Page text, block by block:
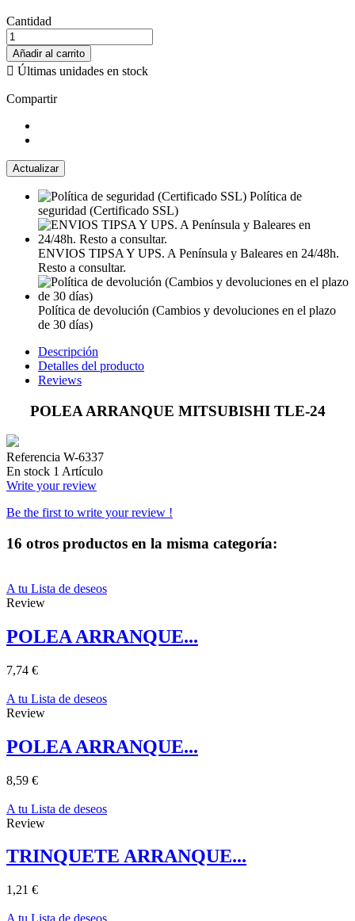
Cantidad
Añadir al carrito
 Últimas unidades en stock
Compartir
Política de
seguridad (Certificado SSL)
ENVIOS TIPSA Y UPS. A Península y Baleares en 24/48h.
Resto a consultar.
Política de devolución (Cambios y devoluciones en el plazo
de 30 días)
Descripción
Detalles del producto
Reviews
POLEA ARRANQUE MITSUBISHI TLE-24
Referencia W-6337
En stock 1 Artículo
Write your review
Be the first to write your review !
16 otros productos en la misma categoría:
A tu Lista de deseos
Review
POLEA ARRANQUE...
7,74 €
A tu Lista de deseos
Review
POLEA ARRANQUE...
8,59 €
A tu Lista de deseos
Review
TRINQUETE ARRANQUE...
1,21 €